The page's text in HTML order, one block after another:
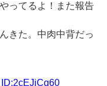
ってるよ！また報告
きた。中肉中背だっ